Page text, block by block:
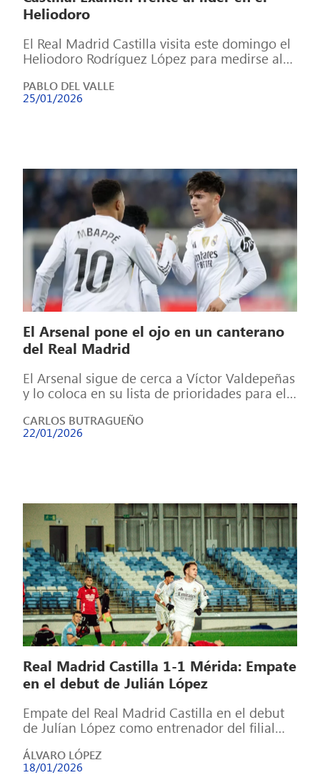
Heliodoro
El Real Madrid Castilla visita este domingo el
Heliodoro Rodríguez López para medirse al
PABLO DEL VALLE
25/01/2026
El Arsenal pone el ojo en un canterano
del Real Madrid
El Arsenal sigue de cerca a Víctor Valdepeñas
y lo coloca en su lista de prioridades para el
CARLOS BUTRAGUEÑO
22/01/2026
Real Madrid Castilla 1-1 Mérida: Empate
en el debut de Julián López
Empate del Real Madrid Castilla en el debut
de Julían López como entrenador del filial
ÁLVARO LÓPEZ
18/01/2026